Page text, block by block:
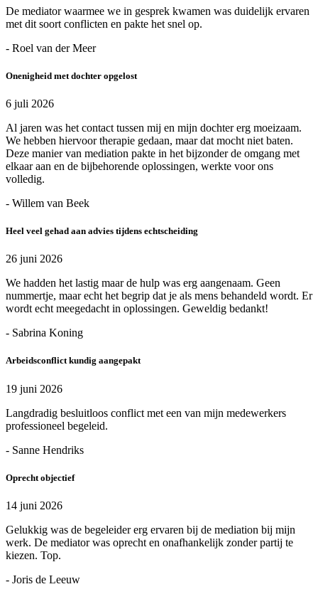
De mediator waarmee we in gesprek kwamen was duidelijk ervaren
met dit soort conflicten en pakte het snel op.
- Roel van der Meer
Onenigheid met dochter opgelost
6 juli 2026
Al jaren was het contact tussen mij en mijn dochter erg moeizaam.
We hebben hiervoor therapie gedaan, maar dat mocht niet baten.
Deze manier van mediation pakte in het bijzonder de omgang met
elkaar aan en de bijbehorende oplossingen, werkte voor ons
volledig.
- Willem van Beek
Heel veel gehad aan advies tijdens echtscheiding
26 juni 2026
We hadden het lastig maar de hulp was erg aangenaam. Geen
nummertje, maar echt het begrip dat je als mens behandeld wordt. Er
wordt echt meegedacht in oplossingen. Geweldig bedankt!
- Sabrina Koning
Arbeidsconflict kundig aangepakt
19 juni 2026
Langdradig besluitloos conflict met een van mijn medewerkers
professioneel begeleid.
- Sanne Hendriks
Oprecht objectief
14 juni 2026
Gelukkig was de begeleider erg ervaren bij de mediation bij mijn
werk. De mediator was oprecht en onafhankelijk zonder partij te
kiezen. Top.
- Joris de Leeuw